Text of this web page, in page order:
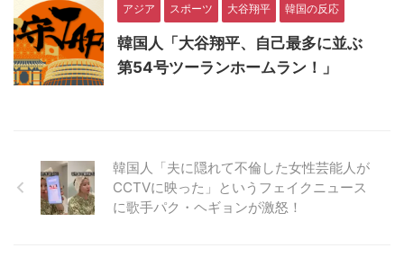
アジア スポーツ 大谷翔平 韓国の反応
韓国人「大谷翔平、自己最多に並ぶ
第54号ツーランホームラン！」
韓国人「夫に隠れて不倫した女性芸能人が
CCTVに映った」というフェイクニュース
に歌手パク・ヘギョンが激怒！